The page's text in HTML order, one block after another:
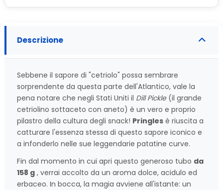
Descrizione
Sebbene il sapore di "cetriolo" possa sembrare
sorprendente da questa parte dell'Atlantico, vale la
pena notare che negli Stati Uniti il Dill Pickle(il grande
cetriolino sottaceto con aneto) è un vero e proprio
pilastro della cultura degli snack! Pringles è riuscita a
catturare l'essenza stessa di questo sapore iconico e
a infonderlo nelle sue leggendarie patatine curve.
Fin dal momento in cui apri questo generoso tubo da
158 g , verrai accolto da un aroma dolce, acidulo ed
erbaceo. In bocca, la magia avviene all'istante: un